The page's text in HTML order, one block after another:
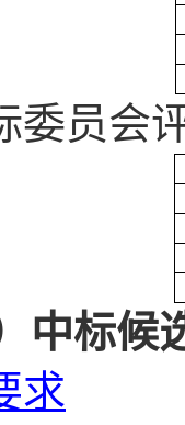
委员会
中标候
求